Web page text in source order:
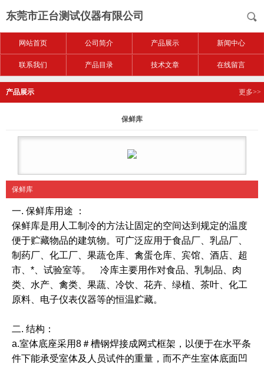
东莞市正台测试仪器有限公司
网站首页 公司简介 产品展示 新闻中心
联系我们 产品目录 技术文章 在线留言
产品展示 更多>>
保鲜库
保鲜库
一. 保鲜库用途 ：
保鲜库是用人工制冷的方法让固定的空间达到规定的温度
便于贮藏物品的建筑物。可广泛应用于食品厂、乳品厂、
制药厂、化工厂、果蔬仓库、禽蛋仓库、宾馆、酒店、超
市、*、试验室等。 冷库主要用作对食品、乳制品、肉
类、水产、禽类、果蔬、冷饮、花卉、绿植、茶叶、化工
原料、电子仪表仪器等的恒温贮藏。
二. 结构：
a.室体底座采用8＃槽钢焊接成网式框架，以便于在水平条
件下能承受室体及人员试件的重量，而不产生室体底面凹